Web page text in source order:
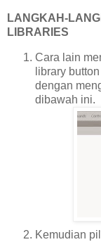
LANGKAH-
LIBRARIES
Cara lain
library
dengan
dibawah ini.
Kemudian